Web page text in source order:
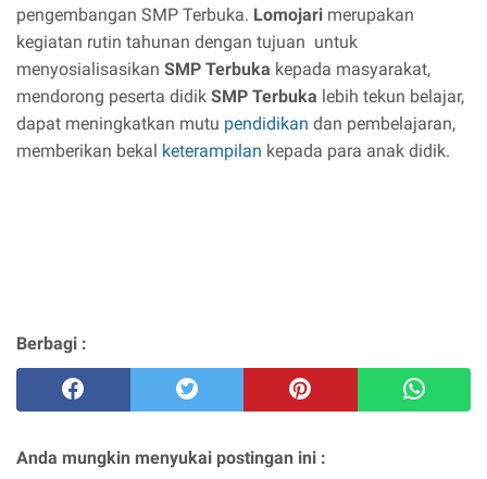
pengembangan SMP Terbuka. Lomojari merupakan
kegiatan rutin tahunan dengan tujuan untuk
menyosialisasikan SMP Terbuka kepada masyarakat,
mendorong peserta didik SMP Terbuka lebih tekun belajar,
dapat meningkatkan mutu pendidikan dan pembelajaran,
memberikan bekal keterampilan kepada para anak didik.
Berbagi :
Anda mungkin menyukai postingan ini :